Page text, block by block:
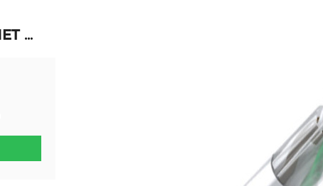
NEEM CONTACT MET ONS OP